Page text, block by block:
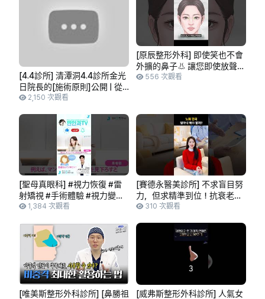
[4.4診所] 清潭洞4.4診所金光
日院長的[施術原則]公開 | 從
根本原因開始診斷的客製化解
#clinic #整形外科 #皮膚科 #
推薦 #kbeauty
2,150 次觀看
[原辰整形外科] 即使笑也不會
外擴的鼻子👃 讓您即使放聲大
哭也能開懷大笑！
556 次觀看
[聖母真眼科] #視力恢復 #雷
射矯視 #手術體驗 #視力變化
#每日變化 #雷射手術 #眼睛
1,384 次觀看
[賽德永醫美診所] 不求盲目努
力，但求精準到位！抗衰老管
理標準公開 #老化管理 #童顏
310 次觀看
[唯美斯整形外科診所] [鼻勝祖
[威弗斯整形外科診所] 人氣女